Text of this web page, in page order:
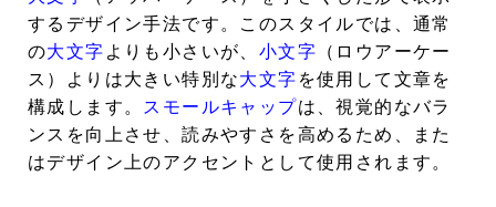
するデザイン手法です。このスタイルでは、通常
の大文字 よりも小さいが、 小文字 （ロウアーケー
ス）よりは大きい特別な大文字 を使用して文章を
構成します。 スモールキャップは、視覚的なバラ
ンスを向上させ、読みやすさを高めるため、また
はデザイン上のアクセントとして使用されます。